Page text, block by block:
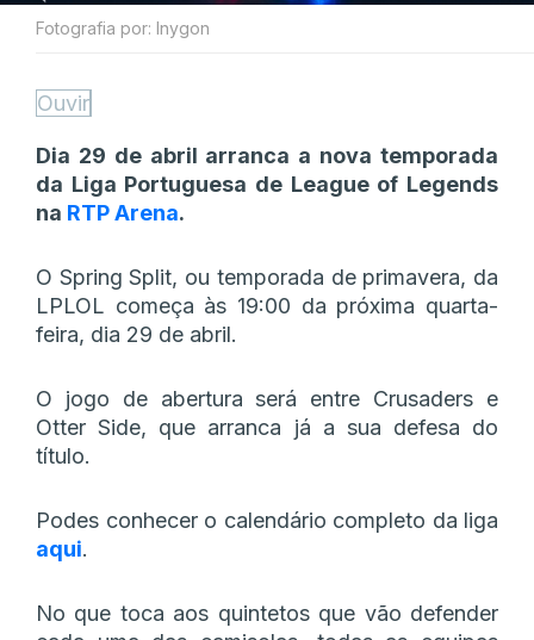
Fotografia por: Inygon
Ouvir
Dia 29 de abril arranca a nova temporada
da Liga Portuguesa de League of Legends
na RTP Arena.
O Spring Split, ou temporada de primavera, da
LPLOL começa às 19:00 da próxima quarta-
feira, dia 29 de abril.
O jogo de abertura será entre Crusaders e
Otter Side, que arranca já a sua defesa do
título.
Podes conhecer o calendário completo da liga
aqui.
No que toca aos quintetos que vão defender